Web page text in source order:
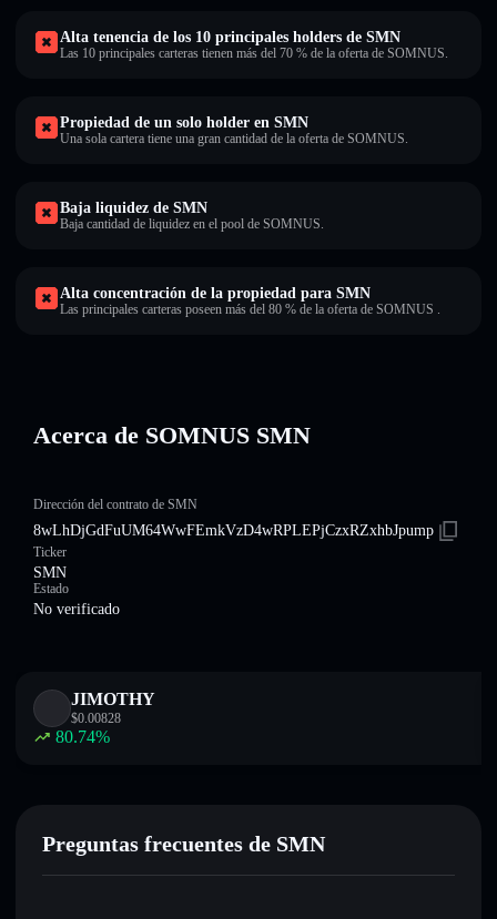
Alta tenencia de los 10 principales holders de SMN
Las 10 principales carteras tienen más del 70 % de la oferta de SOMNUS.
Propiedad de un solo holder en SMN
Una sola cartera tiene una gran cantidad de la oferta de SOMNUS.
Baja liquidez de SMN
Baja cantidad de liquidez en el pool de SOMNUS.
Alta concentración de la propiedad para SMN
Las principales carteras poseen más del 80 % de la oferta de SOMNUS .
Acerca de SOMNUS SMN
Dirección del contrato de SMN
8wLhDjGdFuUM64WwFEmkVzD4wRPLEPjCzxRZxhbJpump
Ticker
SMN
Estado
No verificado
JIMOTHY
$0.00828
80.74%
Preguntas frecuentes de SMN